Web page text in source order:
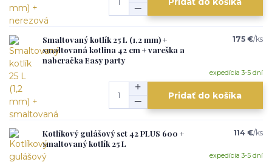
Smaltovaný kotlík 25 L (1,2 mm) +
smaltovaná kotlina 42 cm + vareška a
naberačka Easy party
175 €/ks
expedícia 3-5 dní
Pridať do košíka
Kotlíkový gulášový set 42 PLUS 600 +
smaltovaný kotlík 25 L
114 €/ks
expedícia 3-5 dní